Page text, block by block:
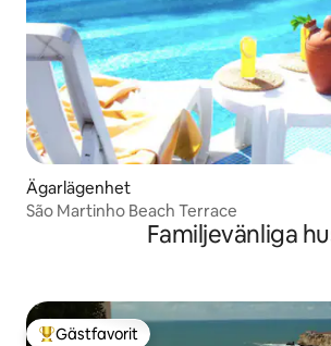
Ägarlägenhet
São Martinho Beach Terrace
Familjevänliga
Gästfavorit